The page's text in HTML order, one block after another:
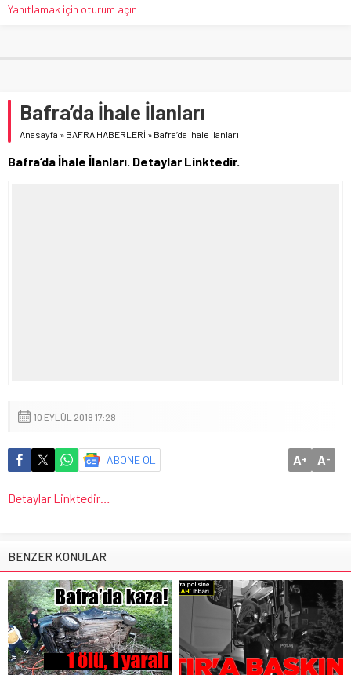
Yanıtlamak için oturum açın
Bafra’da İhale İlanları
Anasayfa » BAFRA HABERLERİ » Bafra’da İhale İlanları
Bafra’da İhale İlanları. Detaylar Linktedir.
10 EYLÜL 2018 17:28
ABONE OL A+ A-
Detaylar Linktedir…
BENZER KONULAR